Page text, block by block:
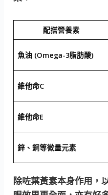
配搭營養素
魚油 (Omega-3脂肪酸)
維他命C
維他命E
鋅、銅等微量元素
除咗葉黃素本身作用，